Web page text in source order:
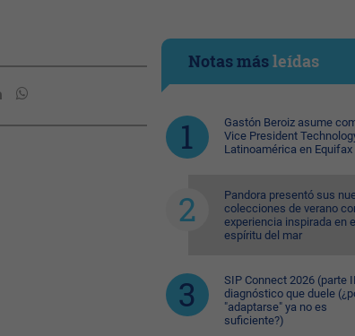
Notas másleídas
Gastón Beroiz asume
Vice President
Latinoamérica en Equifax
Pandora presentó sus
colecciones de verano
experiencia inspirada en
espíritu del mar
SIP Connect 2026 (parte
diagnóstico que duele
"adaptarse" ya no es
suficiente?)